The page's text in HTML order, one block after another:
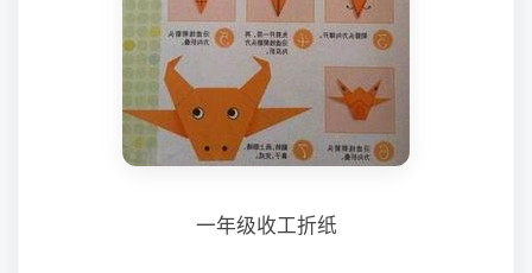
一年级收工折纸